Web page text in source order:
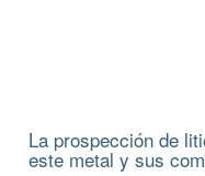
La prospección de
este metal y sus